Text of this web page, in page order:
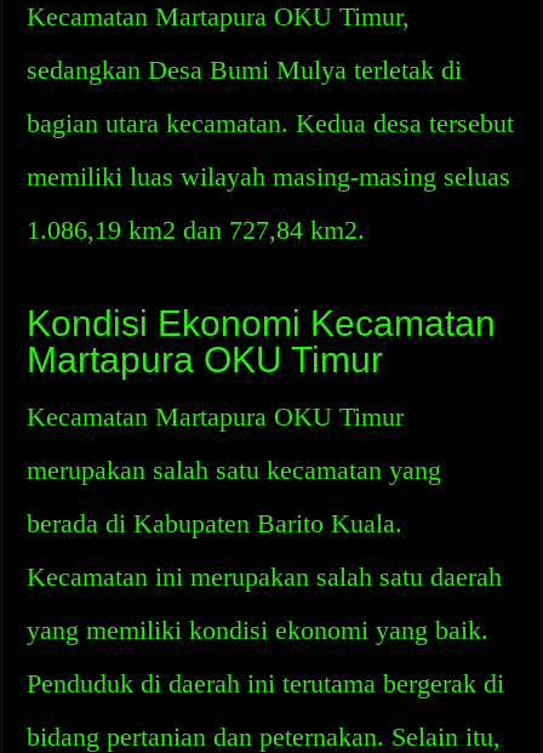
Kecamatan Martapura OKU Timur,
sedangkan Desa Bumi Mulya terletak di
bagian utara kecamatan. Kedua desa tersebut
memiliki luas wilayah masing-masing seluas
1.086,19 km2 dan 727,84 km2.
Kondisi Ekonomi Kecamatan
Martapura OKU Timur
Kecamatan Martapura OKU Timur
merupakan salah satu kecamatan yang
berada di Kabupaten Barito Kuala.
Kecamatan ini merupakan salah satu daerah
yang memiliki kondisi ekonomi yang baik.
Penduduk di daerah ini terutama bergerak di
bidang pertanian dan peternakan. Selain itu,